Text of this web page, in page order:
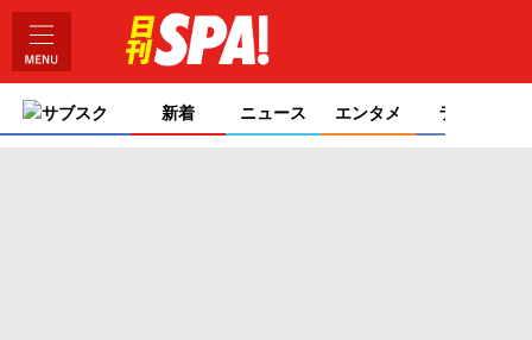
サブスク 新着 ニュース エンタメ ライフ